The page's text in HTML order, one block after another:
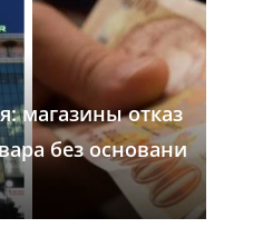
магазины отказ
без основани